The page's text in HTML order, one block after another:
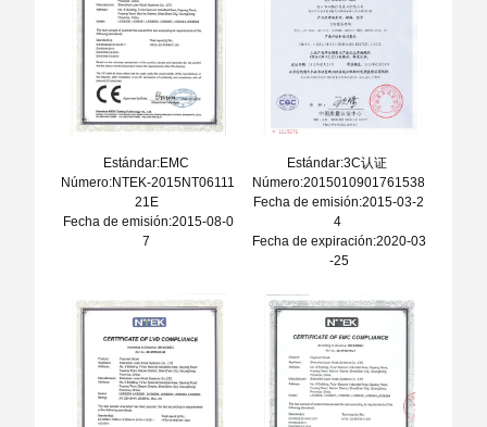
Estándar:EMC
Número:NTEK-2015NT06111
21E
Fecha de emisión:2015-08-0
7
Estándar:3C认证
Número:2015010901761538
Fecha de emisión:2015-03-2
4
Fecha de expiración:2020-03
-25